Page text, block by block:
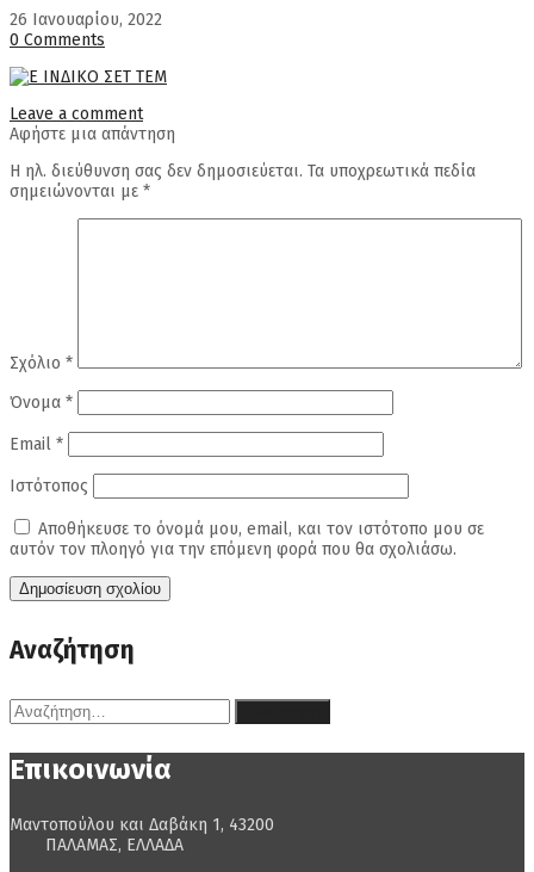
26 Ιανουαρίου, 2022
0 Comments
Leave a comment
Αφήστε μια απάντηση
Η ηλ. διεύθυνση σας δεν δημοσιεύεται. Τα υποχρεωτικά πεδία
σημειώνονται με *
Σχόλιο *
Όνομα *
Email *
Ιστότοπος
Αποθήκευσε το όνομά μου, email, και τον ιστότοπο μου σε
αυτόν τον πλοηγό για την επόμενη φορά που θα σχολιάσω.
Αναζήτηση
Αναζήτηση
για:
Επικοινωνία
Μαντοπούλου και Δαβάκη 1, 43200
ΠΑΛΑΜΑΣ, ΕΛΛΑΔΑ